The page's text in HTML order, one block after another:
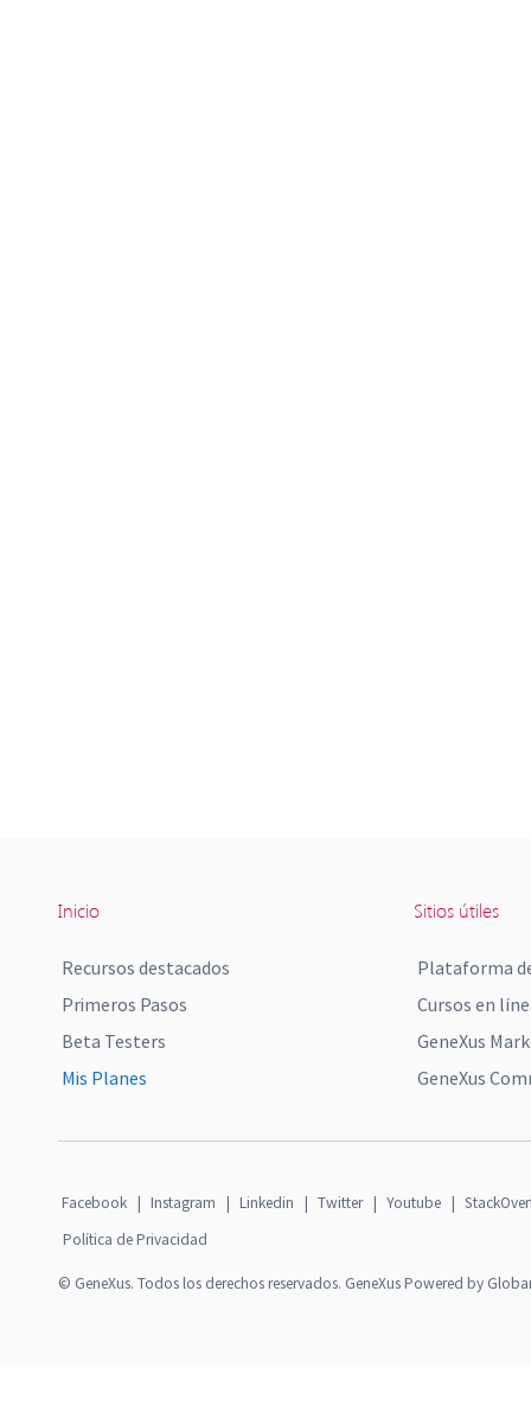
Inicio
Recursos destacados
Primeros Pasos
Beta Testers
Mis Planes
Sitios útiles
Plataforma
Cursos en
GeneXus
GeneXus
Facebook | Instagram | Linkedin | Twitter | Youtube |
Política de Privacidad
© GeneXus. Todos los derechos reservados. GeneXus Powered by